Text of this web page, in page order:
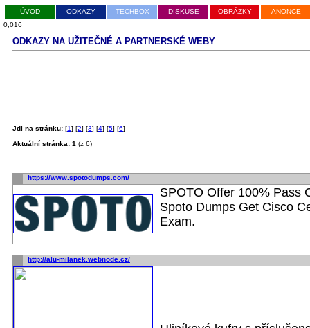
ÚVOD ODKAZY TECHBOX DISKUSE OBRÁZKY ANONCE
ODKAZY NA UŽITEČNÉ A PARTNERSKÉ WEBY
Jdi na stránku: [1] [2] [3] [4] [5] [6]
Aktuální stránka: 1 (z 6)
https://www.spotodumps.com/
SPOTO Offer 100% Pass
Spoto Dumps Get Cisco
Exam.
http://alu-milanek.webnode.cz/
0,016